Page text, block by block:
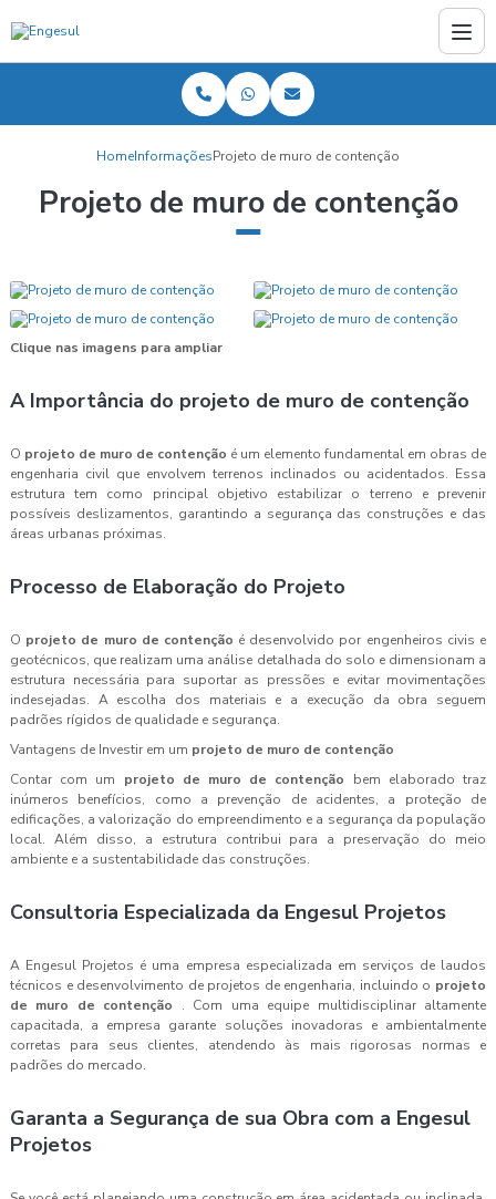
HomeInformaçõesProjeto de muro de contenção
Projeto de muro de contenção
Clique nas imagens para ampliar
A Importância do projeto de muro de contenção
O projeto de muro de contenção é um elemento fundamental em obras de
engenharia civil que envolvem terrenos inclinados ou acidentados. Essa
estrutura tem como principal objetivo estabilizar o terreno e prevenir
possíveis deslizamentos, garantindo a segurança das construções e das
áreas urbanas próximas.
Processo de Elaboração do Projeto
O projeto de muro de contenção é desenvolvido por engenheiros civis e
geotécnicos, que realizam uma análise detalhada do solo e dimensionam a
estrutura necessária para suportar as pressões e evitar movimentações
indesejadas. A escolha dos materiais e a execução da obra seguem
padrões rígidos de qualidade e segurança.
Vantagens de Investir em um projeto de muro de contenção
Contar com um projeto de muro de contenção bem elaborado traz
inúmeros benefícios, como a prevenção de acidentes, a proteção de
edificações, a valorização do empreendimento e a segurança da população
local. Além disso, a estrutura contribui para a preservação do meio
ambiente e a sustentabilidade das construções.
Consultoria Especializada da Engesul Projetos
A Engesul Projetos é uma empresa especializada em serviços de laudos
técnicos e desenvolvimento de projetos de engenharia, incluindo o projeto
de muro de contenção . Com uma equipe multidisciplinar altamente
capacitada, a empresa garante soluções inovadoras e ambientalmente
corretas para seus clientes, atendendo às mais rigorosas normas e
padrões do mercado.
Garanta a Segurança de sua Obra com a Engesul
Projetos